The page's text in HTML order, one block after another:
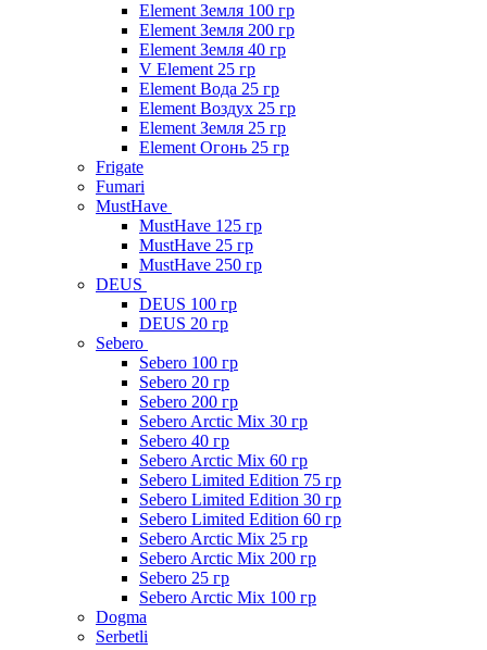
Element Земля 100 гр
Element Земля 200 гр
Element Земля 40 гр
V Element 25 гр
Element Вода 25 гр
Element Воздух 25 гр
Element Земля 25 гр
Element Огонь 25 гр
Frigate
Fumari
MustHave
MustHave 125 гр
MustHave 25 гр
MustHave 250 гр
DEUS
DEUS 100 гр
DEUS 20 гр
Sebero
Sebero 100 гр
Sebero 20 гр
Sebero 200 гр
Sebero Arctic Mix 30 гр
Sebero 40 гр
Sebero Arctic Mix 60 гр
Sebero Limited Edition 75 гр
Sebero Limited Edition 30 гр
Sebero Limited Edition 60 гр
Sebero Arctic Mix 25 гр
Sebero Arctic Mix 200 гр
Sebero 25 гр
Sebero Arctic Mix 100 гр
Dogma
Serbetli